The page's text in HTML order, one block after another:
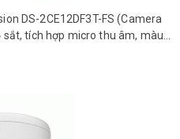
DS-2CE12DF3T-FS (Camera
sắt, tích hợp micro thu âm, màu